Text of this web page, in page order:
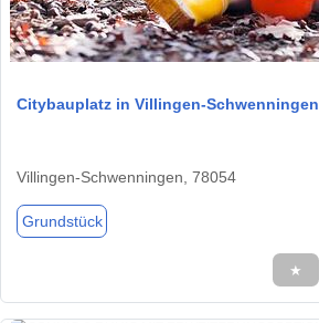
Citybauplatz in Villingen-Schwenningen
Villingen-Schwenningen, 78054
Grundstück
★